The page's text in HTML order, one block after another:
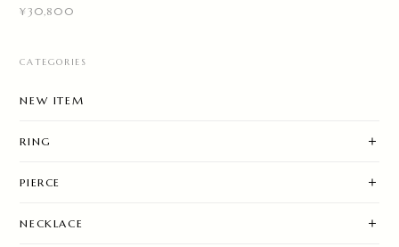
¥30,800
CATEGORIES
NEW ITEM
RING
PIERCE
NECKLACE